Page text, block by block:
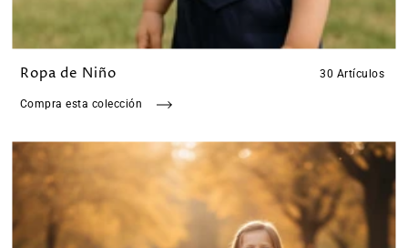
Ropa de Niño 30 Artículos
Compra esta colección